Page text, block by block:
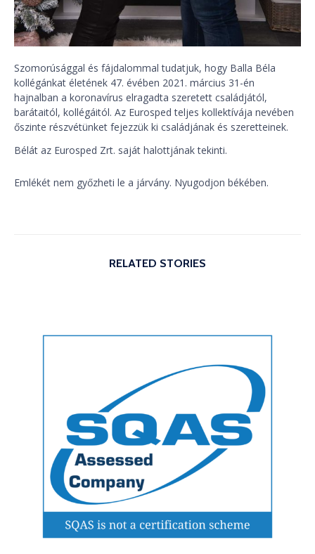
Szomorúsággal és fájdalommal tudatjuk, hogy Balla Béla
kollégánkat életének 47. évében 2021. március 31-én
hajnalban a koronavírus elragadta szeretett családjától,
barátaitól, kollégáitól. Az Eurosped teljes kollektívája nevében
őszinte részvétünket fejezzük ki családjának és szeretteinek.
Bélát az Eurosped Zrt. saját halottjának tekinti.
Emlékét nem győzheti le a járvány. Nyugodjon békében.
RELATED STORIES